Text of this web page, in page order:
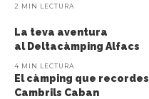
2 MIN LECTURA
La teva aventura
al Deltacàmping Alfacs
4 MIN LECTURA
El càmping que recordes
Cambrils Caban